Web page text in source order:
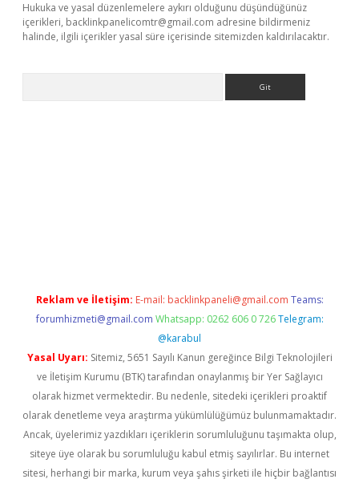
Hukuka ve yasal düzenlemelere aykırı olduğunu düşündüğünüz
içerikleri, backlinkpanelicomtr@gmail.com adresine bildirmeniz
halinde, ilgili içerikler yasal süre içerisinde sitemizden kaldırılacaktır.
Reklam ve İletişim: E-mail: backlinkpaneli@gmail.com Teams:
forumhizmeti@gmail.com Whatsapp: 0262 606 0 726 Telegram:
@karabul
Yasal Uyarı: Sitemiz, 5651 Sayılı Kanun gereğince Bilgi Teknolojileri
ve İletişim Kurumu (BTK) tarafından onaylanmış bir Yer Sağlayıcı
olarak hizmet vermektedir. Bu nedenle, sitedeki içerikleri proaktif
olarak denetleme veya araştırma yükümlülüğümüz bulunmamaktadır.
Ancak, üyelerimiz yazdıkları içeriklerin sorumluluğunu taşımakta olup,
siteye üye olarak bu sorumluluğu kabul etmiş sayılırlar. Bu internet
sitesi, herhangi bir marka, kurum veya şahıs şirketi ile hiçbir bağlantısı